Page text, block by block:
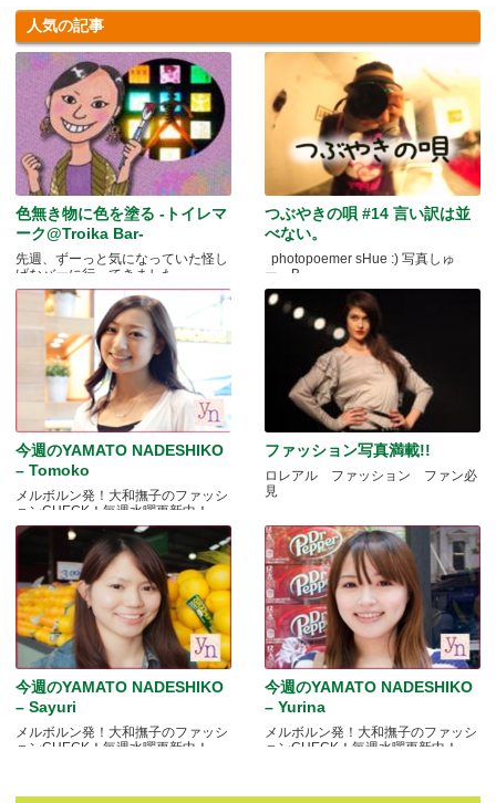
人気の記事
色無き物に色を塗る -トイレマ
ーク@Troika Bar-
先週、ずーっと気になっていた怪し
げなバーに行ってきました.....
つぶやきの唄 #14 言い訳は並
べない。
photopoemer sHue :) 写真しゅ
ー。B.....
今週のYAMATO NADESHIKO
– Tomoko
メルボルン発！大和撫子のファッシ
ョンCHECK！毎週水曜更新中！
ファッション写真満載!!
ロレアル ファッション ファン必
見
今週のYAMATO NADESHIKO
– Sayuri
メルボルン発！大和撫子のファッシ
ョンCHECK！毎週水曜更新中！
今週のYAMATO NADESHIKO
– Yurina
メルボルン発！大和撫子のファッシ
ョンCHECK！毎週水曜更新中！